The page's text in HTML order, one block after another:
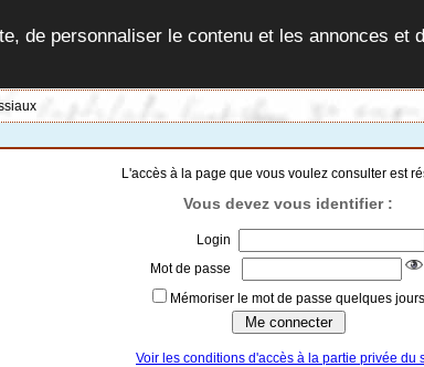
de personnaliser le contenu et les annonces et
L'accès à la page que vous voulez consulter est
Vous devez vous identifier :
Login
Mot de passe
Mémoriser le mot de passe quelques jours.
Voir les conditions d'accès à la partie privée du